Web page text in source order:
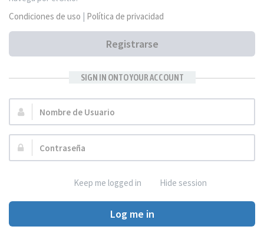
Condiciones de uso | Política de privacidad
Registrarse
SIGN IN ONTO YOUR ACCOUNT
Nombre
de
Usuario:
Contraseña:
Keep me logged in Hide session
Log me in